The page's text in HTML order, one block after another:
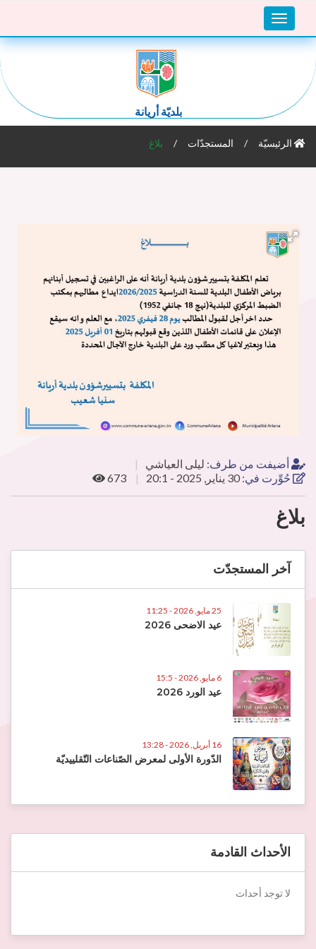
Toggle
navigation
بلديّة أريانة
الرئيسيّة المستجدّات بلاغ
أضيفت من طرف: ليلى العياشي
حُوِّرت في: 30 يناير, 2025 - 20:1 673
بلاغ
آخر المستجدّت
25 مايو, 2026 - 11:25
عيد الاضحى 2026
6 مايو, 2026 - 15:5
عيد الورد 2026
16 أبريل, 2026 - 13:28
الدّورة الأولى لمعرض الصّناعات التّقلييديّة
الأحداث القادمة
لا توجد أحداث